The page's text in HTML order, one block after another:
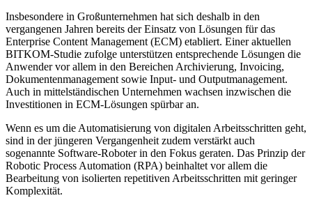
Insbesondere in Großunternehmen hat sich deshalb in den
vergangenen Jahren bereits der Einsatz von Lösungen für das
Enterprise Content Management (ECM) etabliert. Einer aktuellen
BITKOM-Studie zufolge unterstützen entsprechende Lösungen die
Anwender vor allem in den Bereichen Archivierung, Invoicing,
Dokumentenmanagement sowie Input- und Outputmanagement.
Auch in mittelständischen Unternehmen wachsen inzwischen die
Investitionen in ECM-Lösungen spürbar an.
Wenn es um die Automatisierung von digitalen Arbeitsschritten geht,
sind in der jüngeren Vergangenheit zudem verstärkt auch
sogenannte Software-Roboter in den Fokus geraten. Das Prinzip der
Robotic Process Automation (RPA) beinhaltet vor allem die
Bearbeitung von isolierten repetitiven Arbeitsschritten mit geringer
Komplexität.